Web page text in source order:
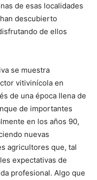
de esas localidades
descubierto
de ellos
se muestra
vitivinícola en
de una época llena de
de importantes
en los años 90,
nuevas
agricultores que, tal
expectativas de
profesional. Algo que